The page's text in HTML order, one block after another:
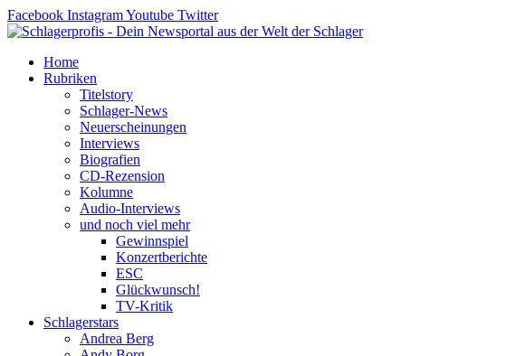
Zum
Inhalt
Facebook InstagramYoutube Twitter
Home
Rubriken
Titelstory
Schlager-News
Neuerscheinungen
Interviews
Biografien
CD-Rezension
Kolumne
Audio-Interviews
und noch viel mehr
Gewinnspiel
Konzertberichte
ESC
Glückwunsch!
TV-Kritik
Schlagerstars
Andrea Berg